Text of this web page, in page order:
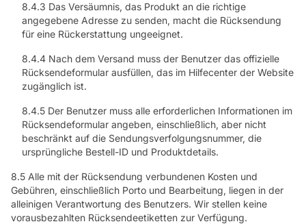
8.4.3 Das Versäumnis, das Produkt an die richtige
angegebene Adresse zu senden, macht die Rücksendung
für eine Rückerstattung ungeeignet.
8.4.4 Nach dem Versand muss der Benutzer das offizielle
Rücksendeformular ausfüllen, das im Hilfecenter der Website
zugänglich ist.
8.4.5 Der Benutzer muss alle erforderlichen Informationen im
Rücksendeformular angeben, einschließlich, aber nicht
beschränkt auf die Sendungsverfolgungsnummer, die
ursprüngliche Bestell-ID und Produktdetails.
8.5 Alle mit der Rücksendung verbundenen Kosten und
Gebühren, einschließlich Porto und Bearbeitung, liegen in der
alleinigen Verantwortung des Benutzers. Wir stellen keine
vorausbezahlten Rücksendeetiketten zur Verfügung.